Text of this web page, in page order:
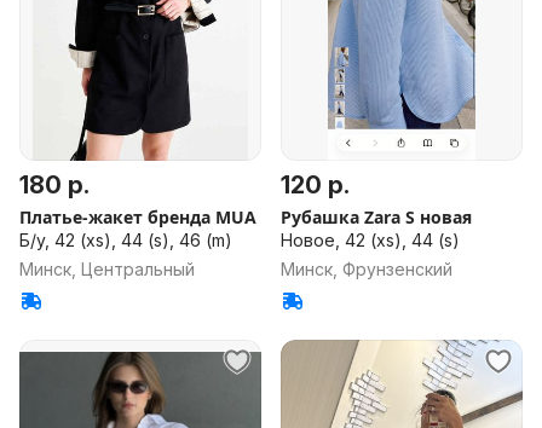
180 р.
Платье-жакет бренда MUA
Б/у, 42 (xs), 44 (s), 46 (m)
Минск, Центральный
120 р.
Рубашка Zara S новая
Новое, 42 (xs), 44 (s)
Минск, Фрунзенский